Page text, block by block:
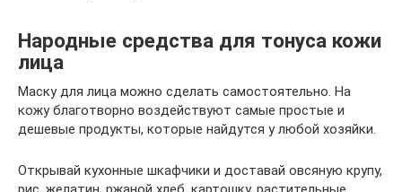
Народные средства для тонуса кожи
лица
Маску для лица можно сделать самостоятельно. На
кожу благотворно воздействуют самые простые и
дешевые продукты, которые найдутся у любой хозяйки.
Открывай кухонные шкафчики и доставай овсяную крупу,